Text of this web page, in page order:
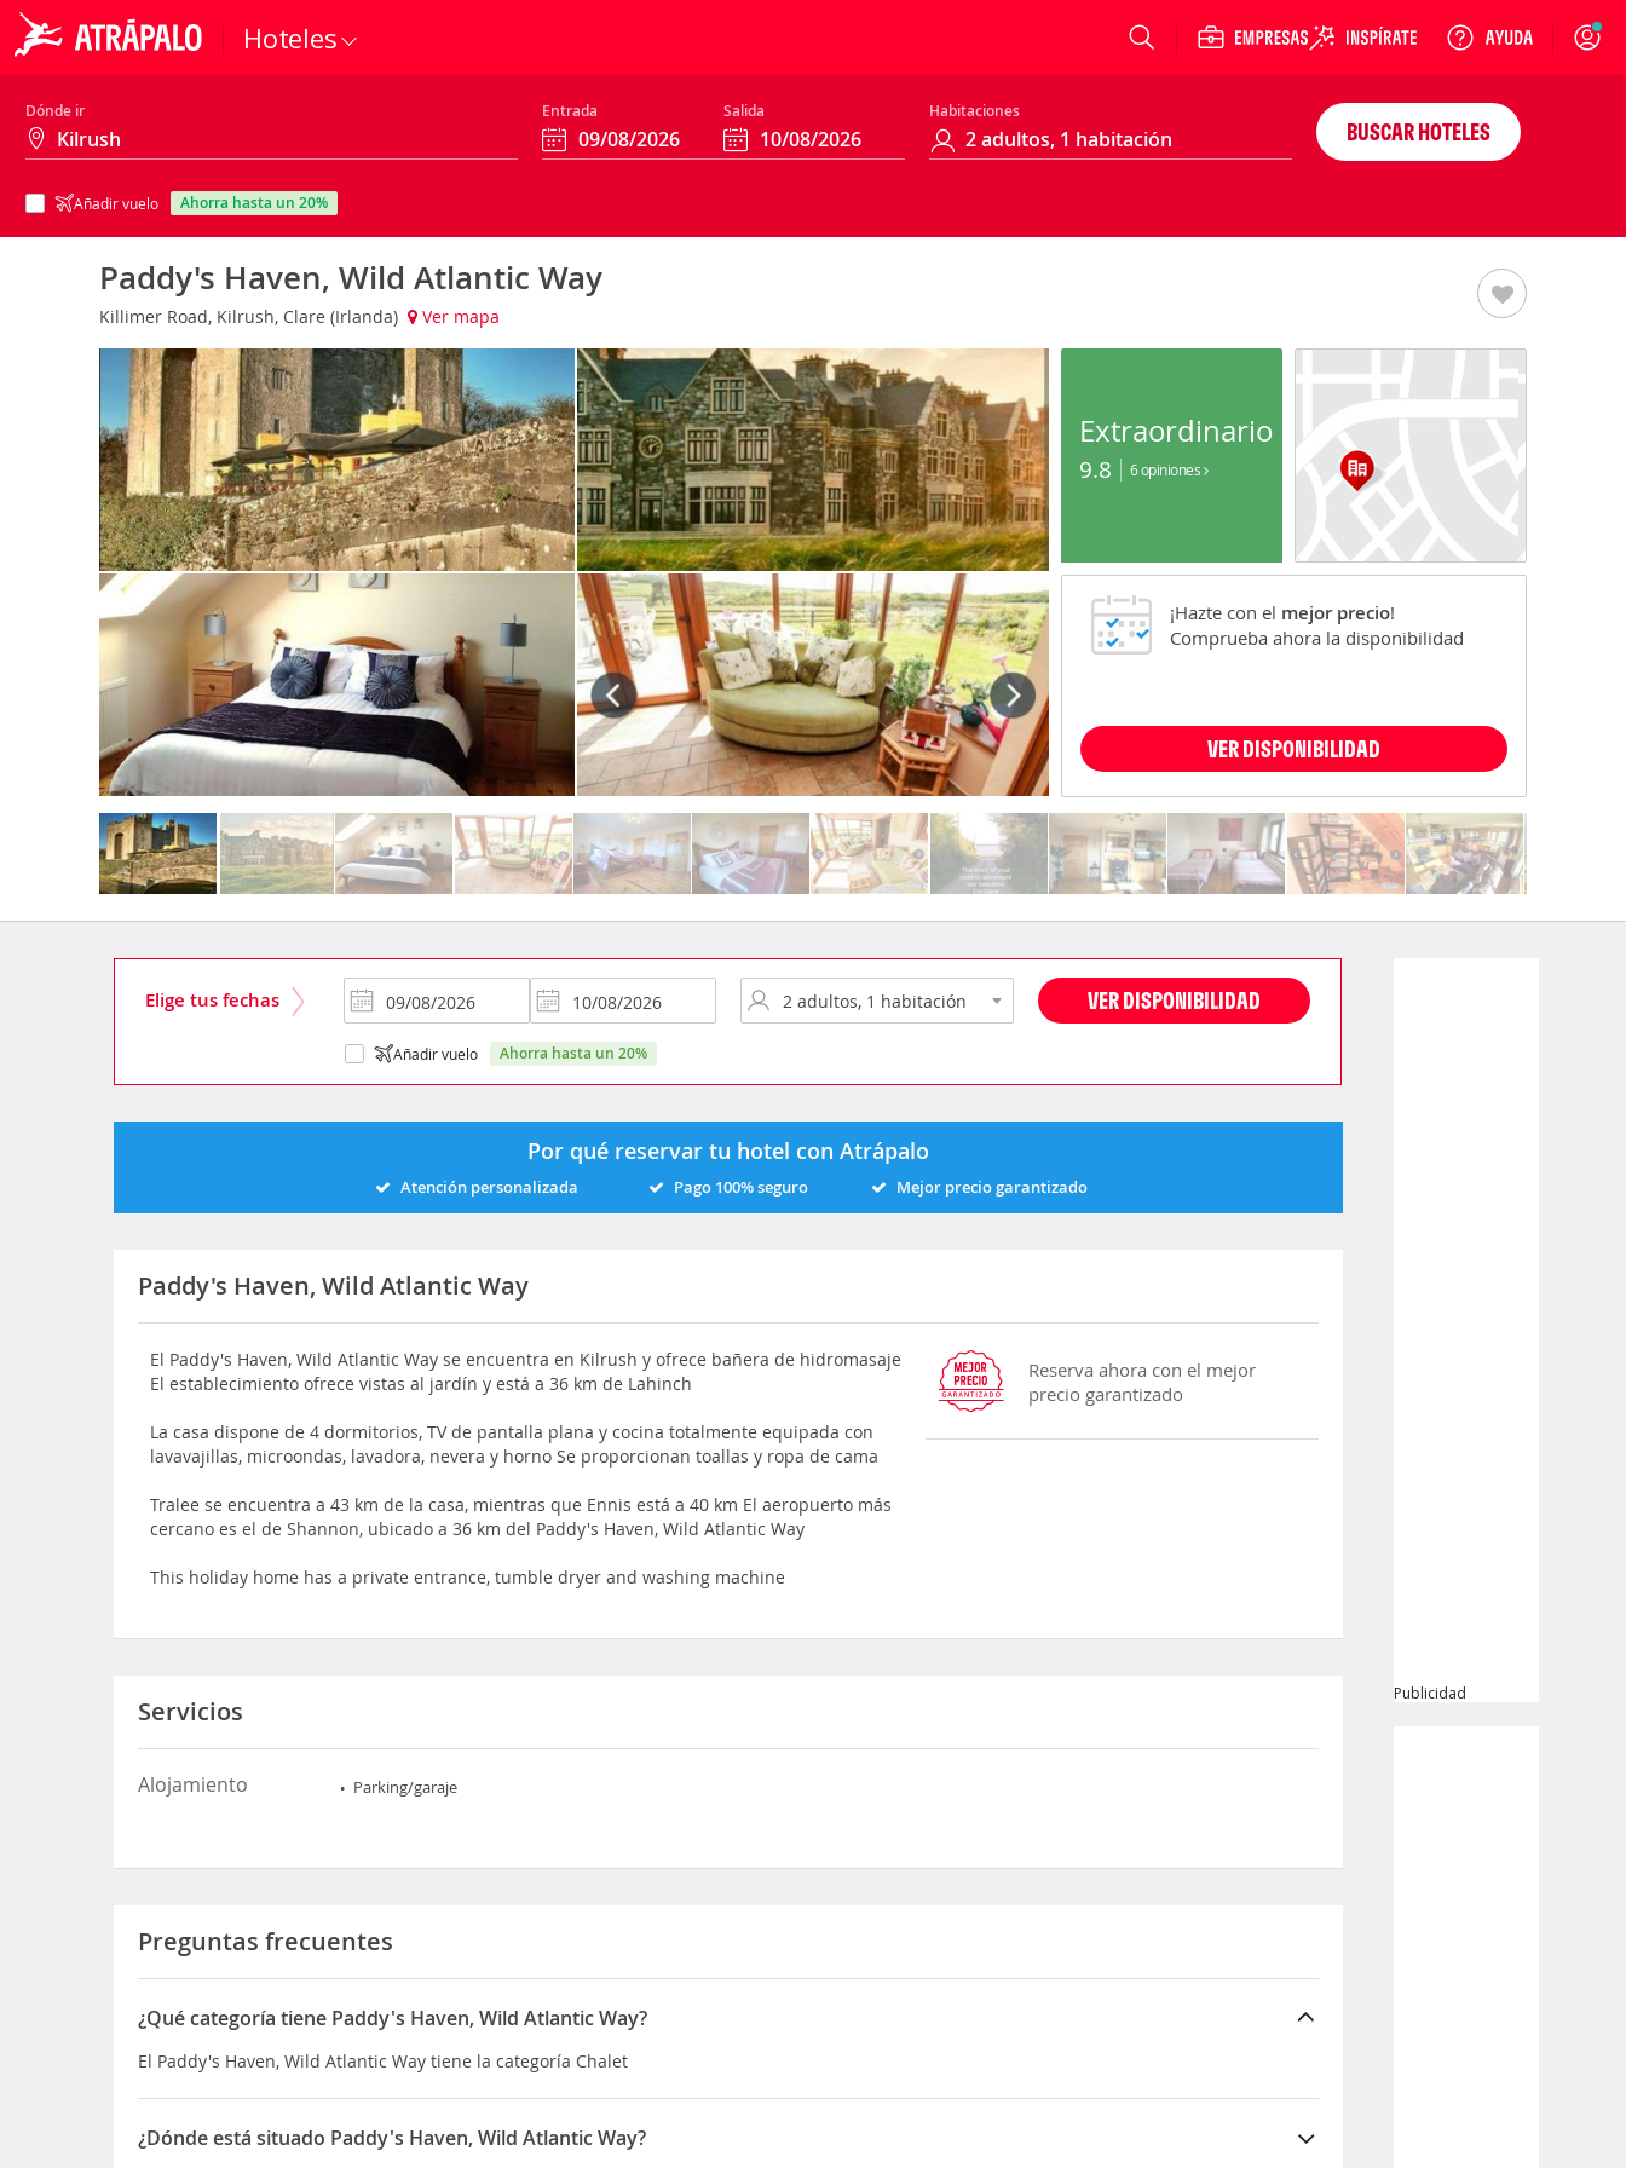
Hoteles Login
Dónde ir Entrada Salida Habitaciones
Añadir vuelo ahorra hasta un 20%
BUSCAR HOTELES
Paddy's Haven, Wild Atlantic Way
Killimer Road, Kilrush, Clare (Irlanda) Ver mapa
Extraordinario
9.8 6 opiniones
¡Hazte con el mejor precio!
Comprueba ahora la disponibilidad
VER DISPONIBILIDAD
Elige tus fechas VER DISPONIBILIDAD
Añadir vuelo ahorra hasta un 20%
Por qué reservar tu hotel con Atrápalo
Atención personalizada Pago 100% seguro Mejor precio garantizado
Paddy's Haven, Wild Atlantic Way
El Paddy's Haven, Wild Atlantic Way se encuentra en Kilrush y ofrece bañera de hidromasaje
El establecimiento ofrece vistas al jardín y está a 36 km de Lahinch
La casa dispone de 4 dormitorios, TV de pantalla plana y cocina totalmente equipada con
lavavajillas, microondas, lavadora, nevera y horno Se proporcionan toallas y ropa de cama
Tralee se encuentra a 43 km de la casa, mientras que Ennis está a 40 km El aeropuerto más
cercano es el de Shannon, ubicado a 36 km del Paddy's Haven, Wild Atlantic Way
This holiday home has a private entrance, tumble dryer and washing machine
Reserva ahora con el mejor
precio garantizado
Servicios
Alojamiento Parking/garaje
Preguntas frecuentes
¿Qué categoría tiene Paddy's Haven, Wild Atlantic Way?
El Paddy's Haven, Wild Atlantic Way tiene la categoría Chalet
¿Dónde está situado Paddy's Haven, Wild Atlantic Way?
Publicidad